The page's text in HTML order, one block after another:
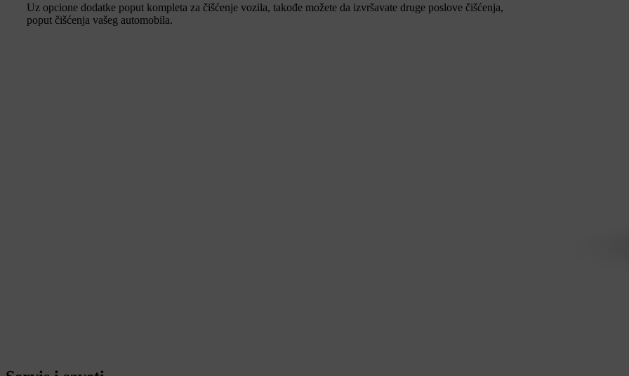
Uz opcione dodatke poput kompleta za čišćenje vozila, takođe možete da izvršavate druge poslove čišćenja,
poput čišćenja vašeg automobila.